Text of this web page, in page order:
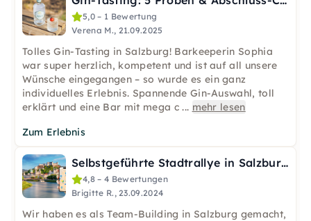
5,0 – 1 Bewertung
Verena M., 21.09.2025
Tolles Gin-Tasting in Salzburg! Barkeeperin Sophia
war super herzlich, kompetent und ist auf all unsere
Wünsche eingegangen – so wurde es ein ganz
individuelles Erlebnis. Spannende Gin-Auswahl, toll
erklärt und eine Bar mit mega c... mehr lesen
Zum Erlebnis
Selbstgeführte Stadtrallye in Salzburg
4,8 – 4 Bewertungen
Brigitte R., 23.09.2024
Wir haben es als Team-Building in Salzburg gemacht,